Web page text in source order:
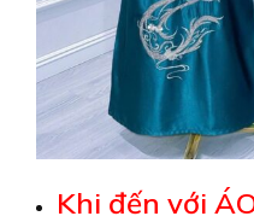
Khi đến với